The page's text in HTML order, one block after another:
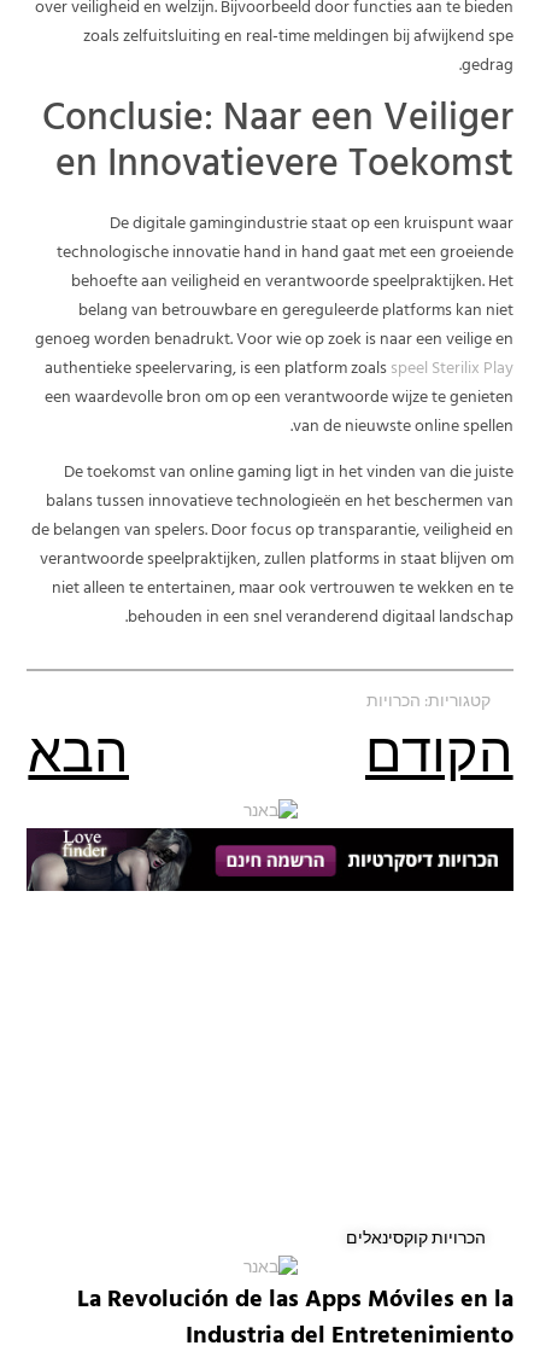
over veiligheid en welzijn. Bijvoorbeeld door functies aan te bieden
zoals zelfuitsluiting en real-time meldingen bij afwijkend spe
gedrag.
Conclusie: Naar een Veiliger
en Innovatievere Toekomst
De digitale gamingindustrie staat op een kruispunt waar
technologische innovatie hand in hand gaat met een groeiende
behoefte aan veiligheid en verantwoorde speelpraktijken. Het
belang van betrouwbare en gereguleerde platforms kan niet
genoeg worden benadrukt. Voor wie op zoek is naar een veilige en
authentieke speelervaring, is een platform zoalsspeel Sterilix Play
een waardevolle bron om op een verantwoorde wijze te genieten
van de nieuwste online spellen.
De toekomst van online gaming ligt in het vinden van die juiste
balans tussen innovatieve technologieën en het beschermen van
de belangen van spelers. Door focus op transparantie, veiligheid en
verantwoorde speelpraktijken, zullen platforms in staat blijven om
niet alleen te entertainen, maar ook vertrouwen te wekken en te
behouden in een snel veranderend digitaal landschap.
קטגוריות:הכרויות
הקודם הבא
הכרויות קוקסינאלים
La Revolución de las Apps Móviles en la
Industria del Entretenimiento